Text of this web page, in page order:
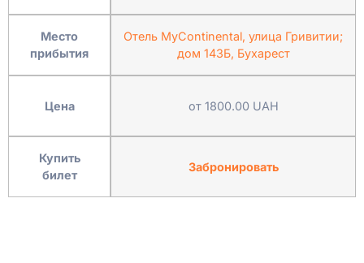
Место
прибытия
Цена
Купить
билет
Отель MyContinental, улица Гривитии;
дом 143Б, Бухарест
от 1800.00 UAH
Забронировать